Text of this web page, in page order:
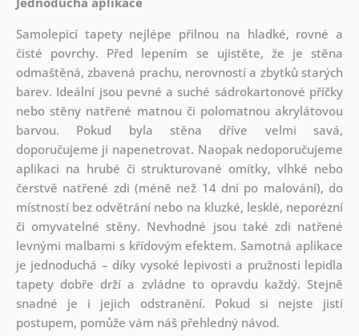
Samolepicí tapety nejlépe přilnou na hladké, rovné a
čisté povrchy. Před lepením se ujistěte, že je stěna
odmaštěná, zbavená prachu, nerovností a zbytků starých
barev. Ideální jsou pevné a suché sádrokartonové příčky
nebo stěny natřené matnou či polomatnou akrylátovou
barvou. Pokud byla stěna dříve velmi savá,
doporučujeme ji napenetrovat. Naopak nedoporučujeme
aplikaci na hrubé či strukturované omítky, vlhké nebo
čerstvě natřené zdi (méně než 14 dní po malování), do
místností bez odvětrání nebo na kluzké, lesklé, neporézní
či omyvatelné stěny. Nevhodné jsou také zdi natřené
levnými malbami s křídovým efektem. Samotná aplikace
je jednoduchá – díky vysoké lepivosti a pružnosti lepidla
tapety dobře drží a zvládne to opravdu každý. Stejně
snadné je i jejich odstranění. Pokud si nejste jistí
postupem, pomůže vám náš přehledný návod.